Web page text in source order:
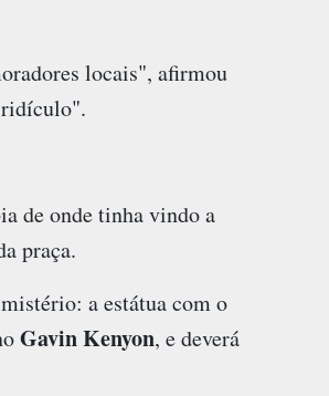
locais", afirmou
ridículo".
de onde tinha vindo a
praça.
a estátua com o
Gavin Kenyon, e deverá